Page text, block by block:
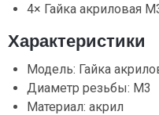
4× Гайка акриловая
Характеристики
Модель: Гайка
Диаметр резьбы: М3
Материал: акрил